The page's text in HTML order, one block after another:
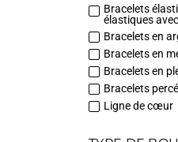
Bracelets
élastiques
Bracelets en
Bracelets en
Bracelets en
Bracelets
Ligne de cœur